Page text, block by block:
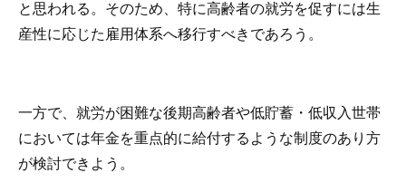
と思われる。そのため、特に高齢者の就労を促すには生
産性に応じた雇用体系へ移行すべきであろう。
一方で、就労が困難な後期高齢者や低貯蓄・低収入世帯
においては年金を重点的に給付するような制度のあり方
が検討できよう。